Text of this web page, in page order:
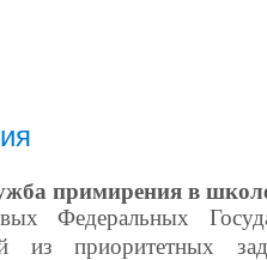
примирения в
из приоритетных